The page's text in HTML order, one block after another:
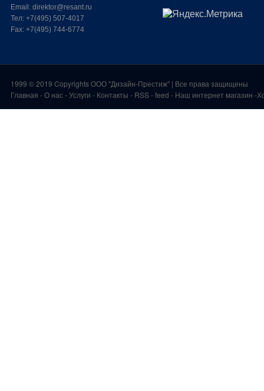
Email: direktor@resant.ru
Тел: +7(495) 507-4017
Fax: +7(495) 744-6774
1999 ©2019 CopyrightsООО "Дизайн-Престиж" | Все права защищены
Главная -О нас-Услуги - Контакты - RSS-feed - Наш интернет магазин -